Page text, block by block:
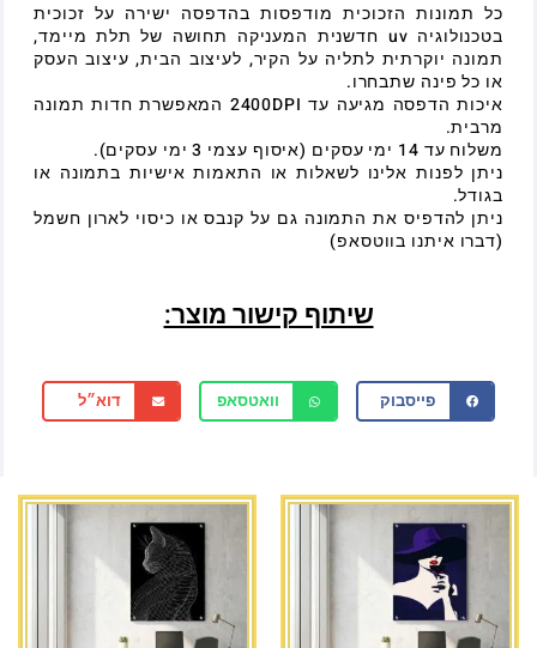
כל תמונות הזכוכית מודפסות בהדפסה ישירה על זכוכית
בטכנולוגיה uv חדשנית המעניקה תחושה של תלת מיימד,
תמונה יוקרתית לתליה על הקיר, לעיצוב הבית, עיצוב העסק
או כל פינה שתבחרו.
איכות הדפסה מגיעה עד 2400DPI המאפשרת חדות תמונה
מרבית.
משלוח עד 14 ימי עסקים (איסוף עצמי 3 ימי עסקים).
ניתן לפנות אלינו לשאלות או התאמות אישיות בתמונה או
בגודל.
ניתן להדפיס את התמונה גם על קנבס או כיסוי לארון חשמל
(דברו איתנו בווטסאפ)
שיתוף קישור מוצר:
פייסבוק וואטסאפ דוא״ל